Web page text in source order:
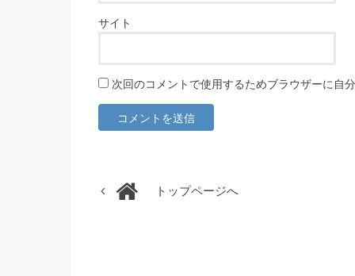
サイト
次回のコメントで使用するためブラウザーに自
トップページへ